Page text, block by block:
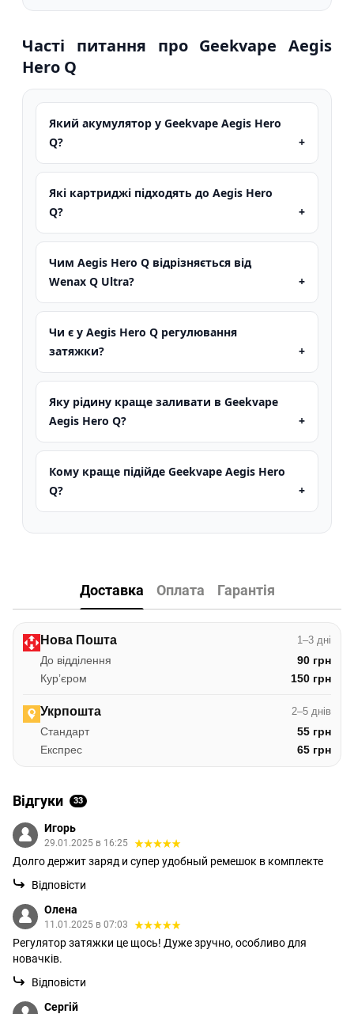
Часті питання про Geekvape Aegis
Hero Q
Який акумулятор у Geekvape Aegis Hero
Q?
Які картриджі підходять до Aegis Hero
Q?
Чим Aegis Hero Q відрізняється від
Wenax Q Ultra?
Чи є у Aegis Hero Q регулювання
затяжки?
Яку рідину краще заливати в Geekvape
Aegis Hero Q?
Кому краще підійде Geekvape Aegis Hero
Q?
Доставка Оплата Гарантія
Нова Пошта 1–3 дні
До відділення
90 грн
Курʼєром
150 грн
Укрпошта 2–5 днів
Стандарт
55 грн
Експрес
65 грн
Відгуки 33
Игорь
29.01.2025 в 16:25
Долго держит заряд и супер удобный ремешок в комплекте
Відповісти
Олена
11.01.2025 в 07:03
Регулятор затяжки це щось! Дуже зручно, особливо для
новачків.
Відповісти
Сергій